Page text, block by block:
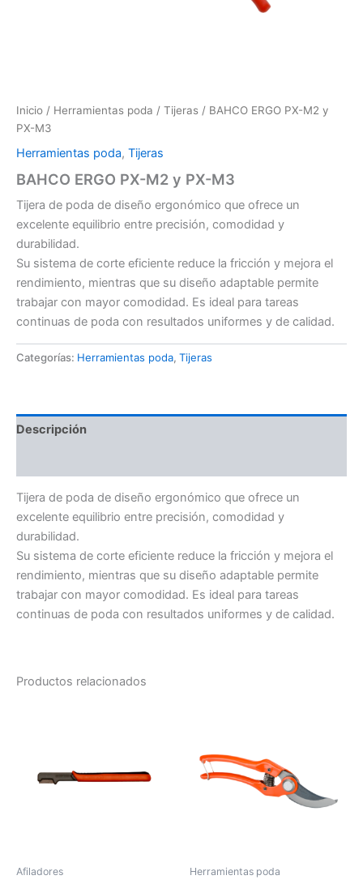
Inicio / Herramientas poda / Tijeras / BAHCO ERGO PX-M2 y
PX-M3
Herramientas poda, Tijeras
BAHCO ERGO PX-M2 y PX-M3
Tijera de poda de diseño ergonómico que ofrece un
excelente equilibrio entre precisión, comodidad y
durabilidad.
Su sistema de corte eficiente reduce la fricción y mejora el
rendimiento, mientras que su diseño adaptable permite
trabajar con mayor comodidad. Es ideal para tareas
continuas de poda con resultados uniformes y de calidad.
Categorías: Herramientas poda, Tijeras
Descripción
Tijera de poda de diseño ergonómico que ofrece un
excelente equilibrio entre precisión, comodidad y
durabilidad.
Su sistema de corte eficiente reduce la fricción y mejora el
rendimiento, mientras que su diseño adaptable permite
trabajar con mayor comodidad. Es ideal para tareas
continuas de poda con resultados uniformes y de calidad.
Productos relacionados
Afiladores Herramientas poda